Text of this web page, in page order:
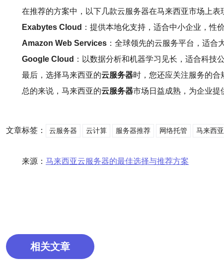
在推荐的方案中，以下几款云服务器在马来西亚市场上表
Exabytes Cloud ：提供本地化支持，适合中小企业，性价
Amazon Web Services ：全球领先的云服务平台，适合
Google Cloud ：以数据分析和机器学习见长，适合科技
最后，选择马来西亚的云服务器时，您还应关注服务的合
总的来说，马来西亚的云服务器市场日益成熟，为企业提
文章标签： 云服务器 云计算 服务器推荐 网络托管 马来西亚
来源： 马来西亚云服务器的最佳选择与推荐方案
相关文章